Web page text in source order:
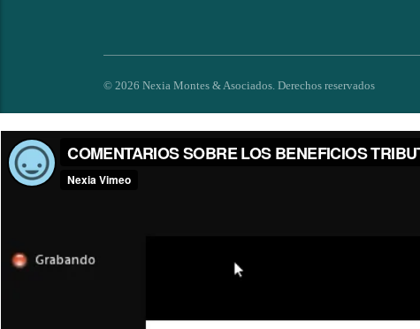
© 2026 Nexia Montes & Asociados. Derechos reservados